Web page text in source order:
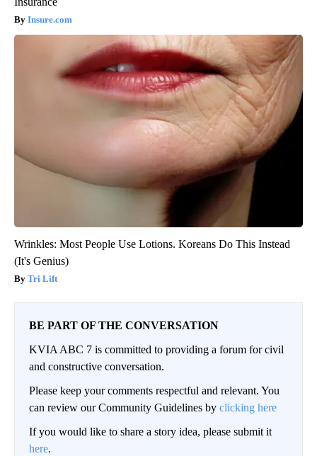
Insure.com
Wrinkles: Most People Use Lotions. Koreans Do This Instead
(It's Genius)
Tri Lift
BE PART OF THE CONVERSATION
KVIA ABC 7 is committed to providing a forum for civil
and constructive conversation.
Please keep your comments respectful and relevant. You
can review our Community Guidelines by clicking here
If you would like to share a story idea, please submit it
here.